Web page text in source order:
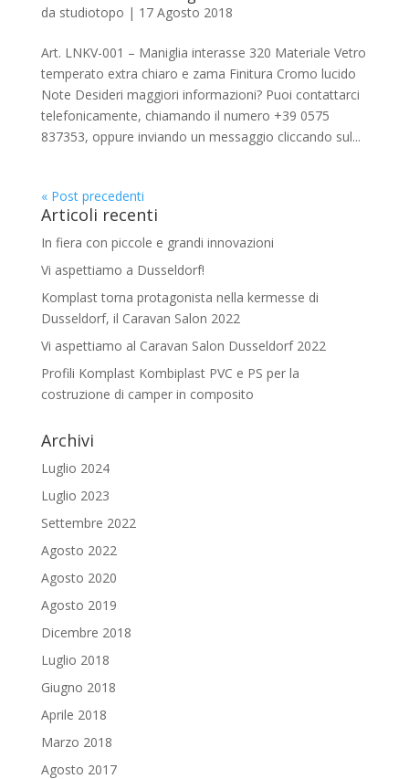
da studiotopo | 17 Agosto 2018
Art. LNKV-001 – Maniglia interasse 320 Materiale Vetro
temperato extra chiaro e zama Finitura Cromo lucido
Note Desideri maggiori informazioni? Puoi contattarci
telefonicamente, chiamando il numero +39 0575
837353, oppure inviando un messaggio cliccando sul...
« Post precedenti
Articoli recenti
In fiera con piccole e grandi innovazioni
Vi aspettiamo a Dusseldorf!
Komplast torna protagonista nella kermesse di
Dusseldorf, il Caravan Salon 2022
Vi aspettiamo al Caravan Salon Dusseldorf 2022
Profili Komplast Kombiplast PVC e PS per la
costruzione di camper in composito
Archivi
Luglio 2024
Luglio 2023
Settembre 2022
Agosto 2022
Agosto 2020
Agosto 2019
Dicembre 2018
Luglio 2018
Giugno 2018
Aprile 2018
Marzo 2018
Agosto 2017